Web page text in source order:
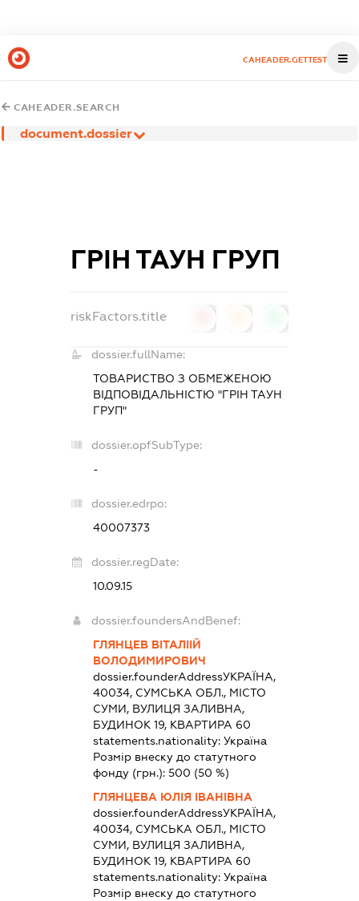
CAHEADER.GETTEST
CAHEADER.SEARCH
document.dossier
ГРІН ТАУН ГРУП
riskFactors.title
dossier.fullName:
ТОВАРИСТВО З ОБМЕЖЕНОЮ
ВІДПОВІДАЛЬНІСТЮ "ГРІН ТАУН
ГРУП"
dossier.opfSubType:
-
dossier.edrpo:
40007373
dossier.regDate:
10.09.15
dossier.foundersAndBenef:
ГЛЯНЦЕВ ВІТАЛІІЙ
ВОЛОДИМИРОВИЧ
dossier.founderAddressУКРАЇНА,
40034, СУМСЬКА ОБЛ., МІСТО
СУМИ, ВУЛИЦЯ ЗАЛИВНА,
БУДИНОК 19, КВАРТИРА 60
statements.nationality:Україна
Розмір внеску до статутного
фонду (грн.):500 (50 %)
ГЛЯНЦЕВА ЮЛІЯ ІВАНІВНА
dossier.founderAddressУКРАЇНА,
40034, СУМСЬКА ОБЛ., МІСТО
СУМИ, ВУЛИЦЯ ЗАЛИВНА,
БУДИНОК 19, КВАРТИРА 60
statements.nationality:Україна
Розмір внеску до статутного